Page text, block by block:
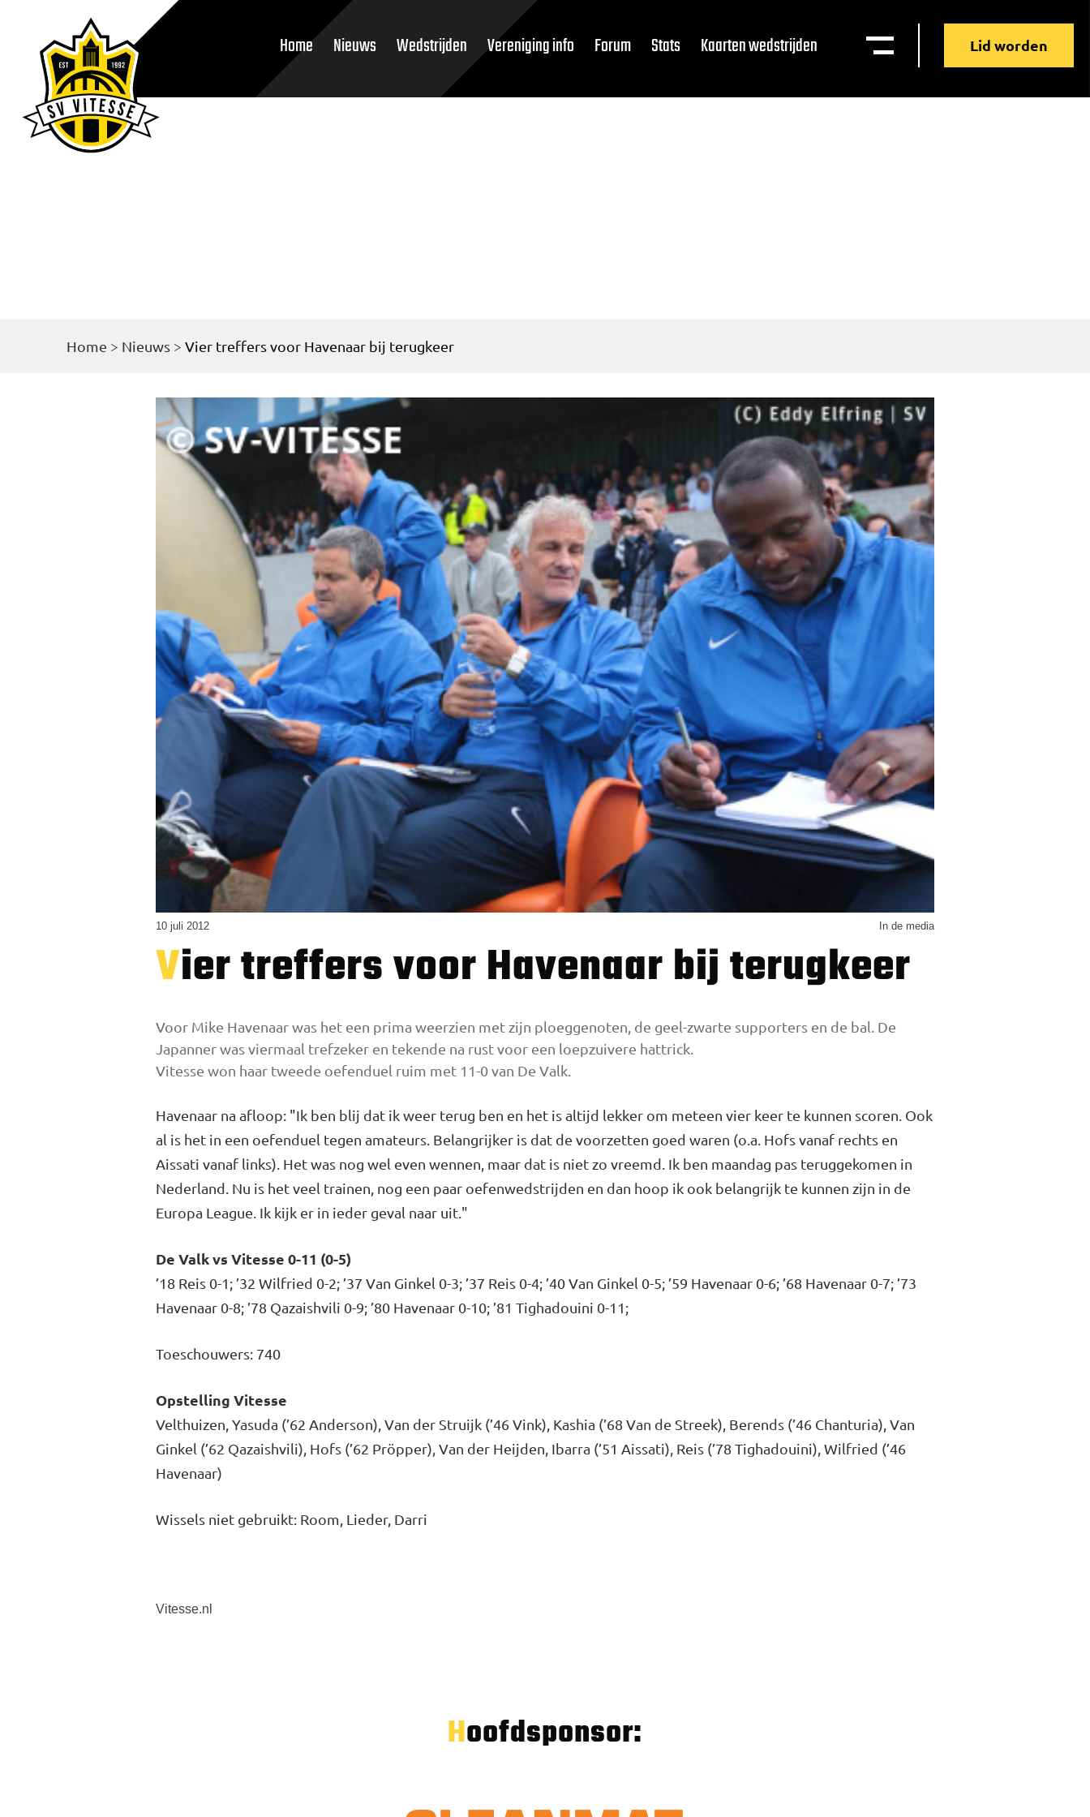
Home Nieuws Wedstrijden Vereniging info Forum Stats Kaarten wedstrijden Lid worden
Home > Nieuws > Vier treffers voor Havenaar bij terugkeer
10 juli 2012 In de media
Vier treffers voor Havenaar bij terugkeer
Voor Mike Havenaar was het een prima weerzien met zijn ploeggenoten, de geel-zwarte supporters en de bal. De
Japanner was viermaal trefzeker en tekende na rust voor een loepzuivere hattrick.
Vitesse won haar tweede oefenduel ruim met 11-0 van De Valk.
Havenaar na afloop: "Ik ben blij dat ik weer terug ben en het is altijd lekker om meteen vier keer te kunnen scoren. Ook
al is het in een oefenduel tegen amateurs. Belangrijker is dat de voorzetten goed waren (o.a. Hofs vanaf rechts en
Aissati vanaf links). Het was nog wel even wennen, maar dat is niet zo vreemd. Ik ben maandag pas teruggekomen in
Nederland. Nu is het veel trainen, nog een paar oefenwedstrijden en dan hoop ik ook belangrijk te kunnen zijn in de
Europa League. Ik kijk er in ieder geval naar uit."
De Valk vs Vitesse 0-11 (0-5)
’18 Reis 0-1; ’32 Wilfried 0-2; ’37 Van Ginkel 0-3; ’37 Reis 0-4; ’40 Van Ginkel 0-5; ’59 Havenaar 0-6; ’68 Havenaar 0-7; ’73
Havenaar 0-8; ’78 Qazaishvili 0-9; ’80 Havenaar 0-10; ’81 Tighadouini 0-11;
Toeschouwers: 740
Opstelling Vitesse
Velthuizen, Yasuda (’62 Anderson), Van der Struijk (’46 Vink), Kashia (’68 Van de Streek), Berends (’46 Chanturia), Van
Ginkel (’62 Qazaishvili), Hofs (’62 Pröpper), Van der Heijden, Ibarra (’51 Aissati), Reis (’78 Tighadouini), Wilfried (’46
Havenaar)
Wissels niet gebruikt: Room, Lieder, Darri
Vitesse.nl
Hoofdsponsor: